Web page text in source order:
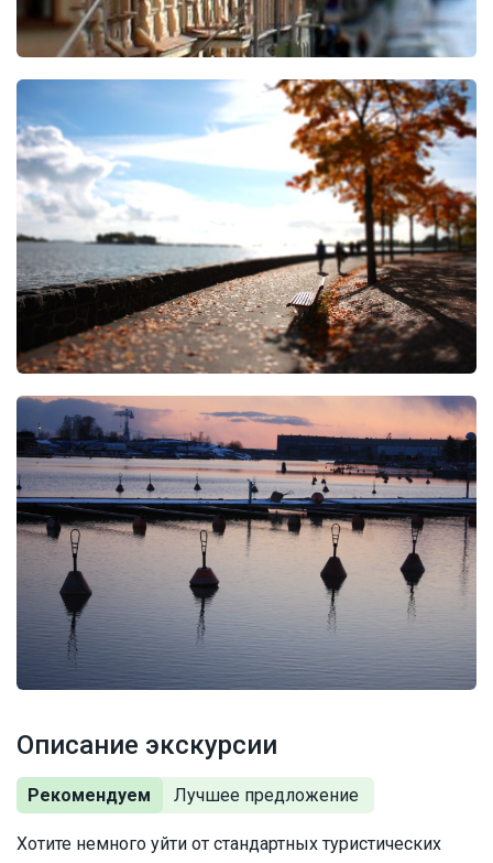
Описание экскурсии
Рекомендуем
Хотите немного уйти от стандартных туристических